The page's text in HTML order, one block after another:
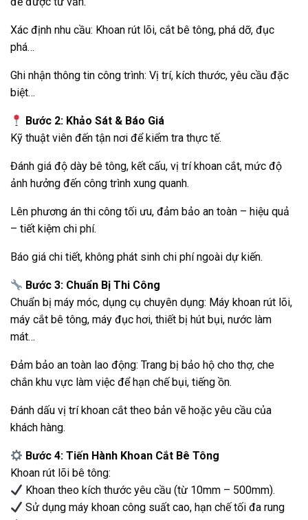
Xác định nhu cầu: Khoan rút lõi, cắt bê tông, phá dỡ, đục
phá…
Ghi nhận thông tin công trình: Vị trí, kích thước, yêu cầu đặc
biệt…
Bước 2: Khảo Sát & Báo Giá
Kỹ thuật viên đến tận nơi để kiểm tra thực tế.
Đánh giá độ dày bê tông, kết cấu, vị trí khoan cắt, mức độ
ảnh hưởng đến công trình xung quanh.
Lên phương án thi công tối ưu, đảm bảo an toàn – hiệu quả
– tiết kiệm chi phí.
Báo giá chi tiết, không phát sinh chi phí ngoài dự kiến.
Bước 3: Chuẩn Bị Thi Công
Chuẩn bị máy móc, dụng cụ chuyên dụng: Máy khoan rút lõi,
máy cắt bê tông, máy đục hơi, thiết bị hút bụi, nước làm
mát…
Đảm bảo an toàn lao động: Trang bị bảo hộ cho thợ, che
chắn khu vực làm việc để hạn chế bụi, tiếng ồn.
Đánh dấu vị trí khoan cắt theo bản vẽ hoặc yêu cầu của
khách hàng.
Bước 4: Tiến Hành Khoan Cắt Bê Tông
Khoan rút lõi bê tông:
Khoan theo kích thước yêu cầu (từ 10mm – 500mm).
Sử dụng máy khoan công suất cao, hạn chế tối đa rung